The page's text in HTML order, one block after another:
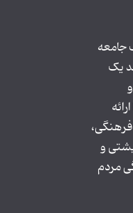
جامعه
یک
و
مردم